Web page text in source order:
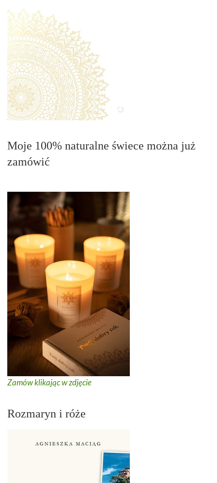
Moje 100% naturalne świece można już
zamówić
Zamów klikając w zdjęcie
Rozmaryn i róże